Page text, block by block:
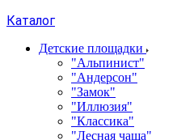
Каталог
Детские площадки
"Альпинист"
"Андерсон"
"Замок"
"Иллюзия"
"Классика"
"Лесная чаща"